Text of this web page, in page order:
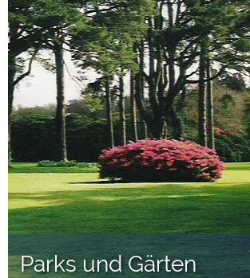
Parks und Gärten